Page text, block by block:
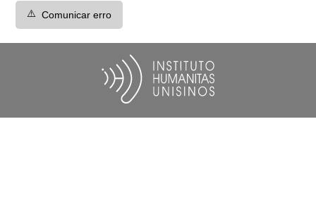
⚠️ Comunicar erro